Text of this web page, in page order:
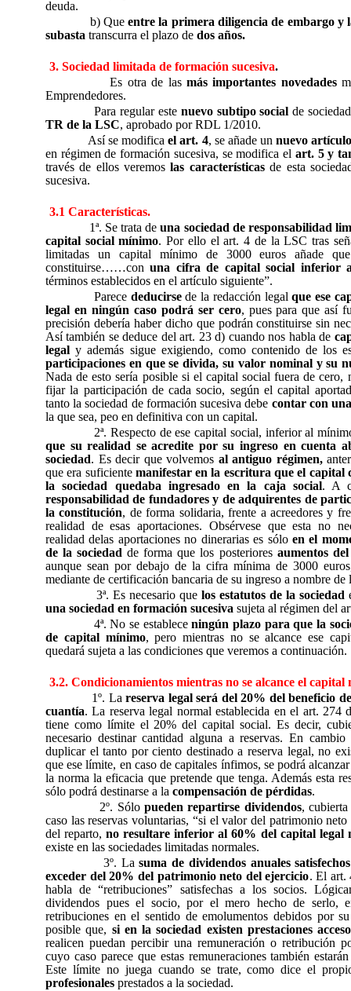
deuda.
b) Queentre la primera diligencia de embargo y
subasta transcurra el plazo de dos años.
3. Sociedad limitada de formación sucesiva.
Es otra de las más importantes novedades
Emprendedores.
Para regular este nuevo subtipo social de
TR de la LSC, aprobado por RDL 1/2010.
Así se modificael art. 4, se añade unnuevo
en régimen de formación sucesiva, se modifica el art. 5 y
través de ellos veremoslas característicasde esta
sucesiva.
3.1 Características.
1ª. Se trata deuna sociedad de responsabilidad
capital social mínimo. Por ello el art. 4 de la LSC tras
limitadas un capital mínimo de 3000 euros añade
constituirse……conuna cifra de capital social inferior
términos establecidos en el artículo siguiente”.
Parece deducirsede la redacción legalque ese
legal en ningún caso podrá ser cero, pues para que así
precisión debería haber dicho que podrán constituirse sin
Así también se deduce del art. 23 d) cuando nos habla de
legal y además sigue exigiendo, como contenido de los
participaciones en que se divida, su valor nominal y su
Nada de esto sería posible si el capital social fuera de cero,
fijar la participación de cada socio, según el capital
tanto la sociedad de formación sucesiva debe contar con
la que sea, peo en definitiva con un capital.
2ª. Respecto de ese capital social, inferior al
que su realidad se acredite por su ingreso en cuenta
sociedad. Es decir que volvemos al antiguo régimen,
que era suficiente manifestar en la escritura que el capital
la sociedad quedaba ingresado en la caja social. A
responsabilidad de fundadores y de adquirentes de
la constitución, de forma solidaria, frente a acreedores y
realidad de esas aportaciones. Obsérvese que esta no
realidad delas aportaciones no dinerarias es sólo en el
de la sociedad de forma que los posteriores aumentos
aunque sean por debajo de la cifra mínima de 3000
mediante de certificación bancaria de su ingreso a nombre de
3ª. Es necesario que los estatutos de la sociedad
una sociedad en formación sucesiva sujeta al régimen del
4ª. No se estableceningún plazo para que la
de capital mínimo, pero mientras no se alcance ese
quedará sujeta a las condiciones que veremos a continuación.
3.2. Condicionamientos mientras no se alcance el capital
1º. Lareserva legal será del 20% del beneficio
cuantía. La reserva legal normal establecida en el art. 274
tiene como límite el 20% del capital social. Es decir,
necesario destinar cantidad alguna a reservas. En
duplicar el tanto por ciento destinado a reserva legal, no
que ese límite, en caso de capitales ínfimos, se podrá
la norma la eficacia que pretende que tenga. Además esta
sólo podrá destinarse a la compensación de pérdidas.
2º. Sólo pueden repartirse dividendos,
caso las reservas voluntarias, “si el valor del patrimonio
del reparto,no resultare inferior al 60% del capital legal
existe en las sociedades limitadas normales.
3º. Lasuma de dividendos anuales
exceder del 20% del patrimonio neto del ejercicio. El art.
habla de “retribuciones” satisfechas a los socios.
dividendos pues el socio, por el mero hecho de serlo,
retribuciones en el sentido de emolumentos debidos por
posible que, si en la sociedad existen prestaciones
realicen puedan percibir una remuneración o retribución
cuyo caso parece que estas remuneraciones también
Este límite no juega cuando se trate, como dice el
profesionales prestados a la sociedad.